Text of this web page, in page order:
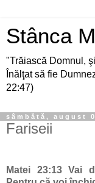
Stânca
"Trăiască Domnul,
Înălţat să fie
22:47)
sâmbătă, august
Fariseii
Matei 23:13Vai